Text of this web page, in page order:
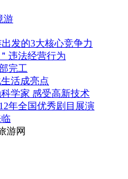
游
发的3大核心竞争力
违法经营行为
完工
活成亮点
学家 感受高新技术
年全国优秀剧目展演
游网